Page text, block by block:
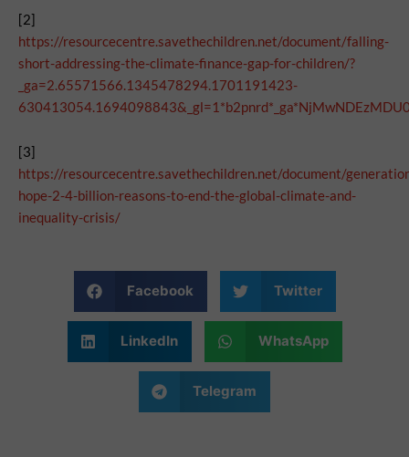
[2]
https://resourcecentre.savethechildren.net/document/falling-
short-addressing-the-climate-finance-gap-for-children/?
_ga=2.65571566.1345478294.1701191423-
[3]
https://resourcecentre.savethechildren.net/document/
hope-2-4-billion-reasons-to-end-the-global-climate-and-
inequality-crisis/
Facebook Twitter
LinkedIn WhatsApp
Telegram